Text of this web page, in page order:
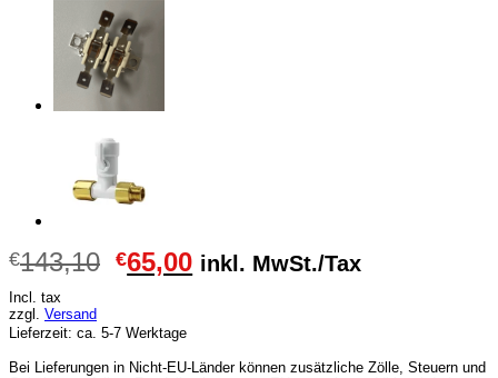
€143,10 Ursprünglicher
€143,10
€65,00Aktueller
inkl. MwSt./Tax
Incl. tax
zzgl. Versand
Lieferzeit: ca. 5-7 Werktage
Bei Lieferungen in Nicht-EU-Länder können zusätzliche Zölle, Steuern und